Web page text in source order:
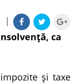
|
ca
şi taxe